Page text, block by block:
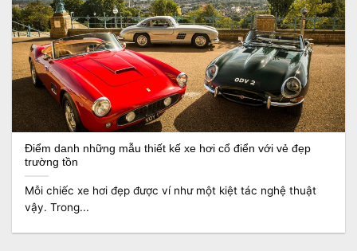
Điểm danh những mẫu thiết kế xe hơi cổ điển với vẻ đẹp
trường tồn
Mỗi chiếc xe hơi đẹp được ví như một kiệt tác nghệ thuật
vậy. Trong...